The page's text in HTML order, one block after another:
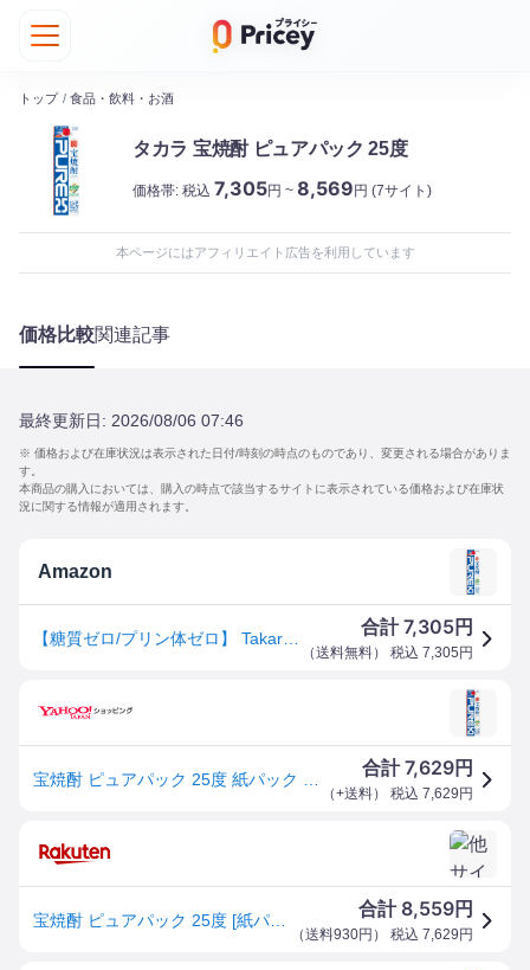
トップ / 食品・飲料・お酒
タカラ 宝焼酎 ピュアパック 25度
価格帯: 税込 7,305円 ~ 8,569 円 (7サイト)
本ページにはアフィリエイト広告を利用しています
価格比較関連記事
最終更新日: 2026/08/06 07:46
※ 価格および在庫状況は表示された日付/時刻の時点のものであり、変更される場合がありま
す。
本商品の購入においては、購入の時点で該当するサイトに表示されている価格および在庫状
況に関する情報が適用されます。
Amazon
合計7,305円
（送料無料） 税込 7,305 円
合計7,629円
（+送料） 税込 7,629 円
合計 8,559円
（送料930円 ） 税込 7,629 円